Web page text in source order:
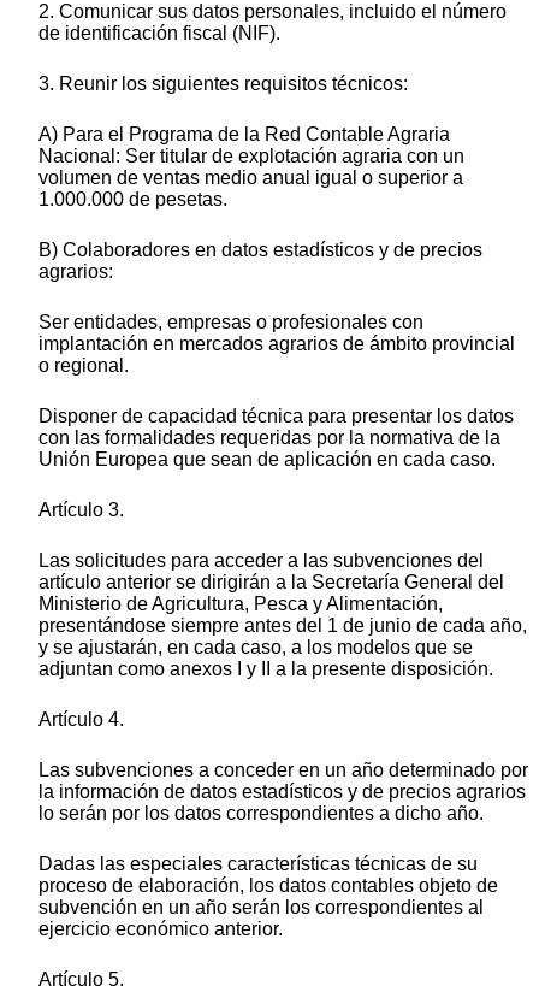
2. Comunicar sus datos personales, incluido el número
de identificación fiscal (NIF).
3. Reunir los siguientes requisitos técnicos:
A) Para el Programa de la Red Contable Agraria
Nacional: Ser titular de explotación agraria con un
volumen de ventas medio anual igual o superior a
1.000.000 de pesetas.
B) Colaboradores en datos estadísticos y de precios
agrarios:
Ser entidades, empresas o profesionales con
implantación en mercados agrarios de ámbito provincial
o regional.
Disponer de capacidad técnica para presentar los datos
con las formalidades requeridas por la normativa de la
Unión Europea que sean de aplicación en cada caso.
Artículo 3.
Las solicitudes para acceder a las subvenciones del
artículo anterior se dirigirán a la Secretaría General del
Ministerio de Agricultura, Pesca y Alimentación,
presentándose siempre antes del 1 de junio de cada año,
y se ajustarán, en cada caso, a los modelos que se
adjuntan como anexos I y II a la presente disposición.
Artículo 4.
Las subvenciones a conceder en un año determinado por
la información de datos estadísticos y de precios agrarios
lo serán por los datos correspondientes a dicho año.
Dadas las especiales características técnicas de su
proceso de elaboración, los datos contables objeto de
subvención en un año serán los correspondientes al
ejercicio económico anterior.
Artículo 5.